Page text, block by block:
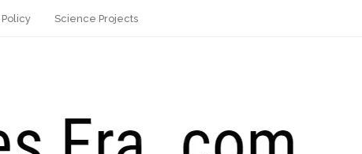
Science Projects